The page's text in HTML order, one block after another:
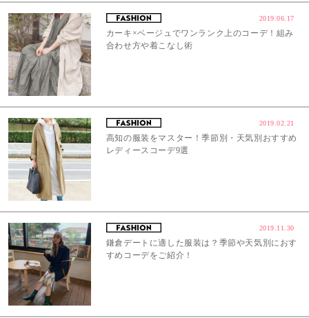
2019.06.17
カーキ×ベージュでワンランク上のコーデ！組み
合わせ方や着こなし術
2019.02.21
高知の服装をマスター！季節別・天気別おすすめ
レディースコーデ9選
2019.11.30
鎌倉デートに適した服装は？季節や天気別におす
すめコーデをご紹介！